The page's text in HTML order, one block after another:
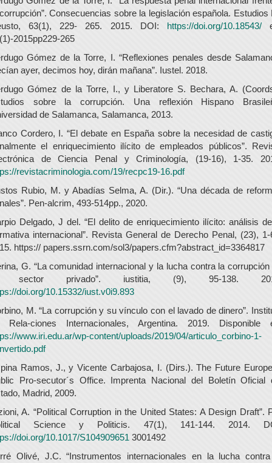
Consecuencias sobre la legislación española. Estudios
63(1), 229- 265. 2015. DOI: https://doi.org/10.18543/
2015pp229-265
Gómez de la Torre, I. “Reflexiones penales desde
ayer, decimos hoy, dirán mañana”. Iustel. 2018.
Gómez de la Torre, I., y Liberatore S. Bechara, A.
sobre la corrupción. Una reflexión Hispano
de Salamanca, Salamanca, 2013.
Cordero, I. “El debate en España sobre la necesidad de
el enriquecimiento ilícito de empleados públicos”.
de Ciencia Penal y Criminología, (19-16), 1-35.
revistacriminologia.com/19/recpc19-16.pdf
Rubio, M. y Abadías Selma, A. (Dir.). “Una década de
Pen-alcrim, 493-514pp., 2020.
Delgado, J del. “El delito de enriquecimiento ilícito: análisis
internacional”. Revista General de Derecho Penal, (23), 1-
https:// papers.ssrn.com/sol3/papers.cfm?abstract_id=3364817
G. “La comunidad internacional y la lucha contra la corrupción
sector privado”. iustitia, (9), 95-138.
doi.org/10.15332/iust.v0i9.893
M. “La corrupción y su vínculo con el lavado de dinero”.
Rela-ciones Internacionales, Argentina. 2019. Disponible
www.iri.edu.ar/wp-content/uploads/2019/04/articulo_corbino-1-
Ramos, J., y Vicente Carbajosa, I. (Dirs.). The Future
Pro-secutor´s Office. Imprenta Nacional del Boletín Oficial
Madrid, 2009.
A. “Political Corruption in the United States: A Design Draft”.
Science y Politicis. 47(1), 141-144. 2014.
doi.org/10.1017/S104909651 3001492
Olivé, J.C. “Instrumentos internacionales en la lucha